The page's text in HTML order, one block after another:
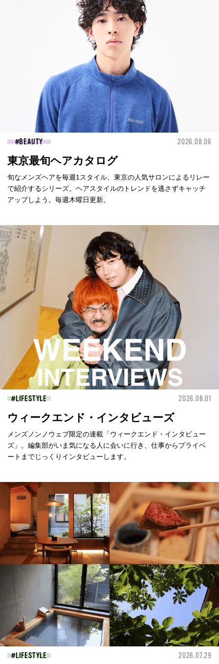
BEAUTY 2026.08.06
東京最旬ヘアカタログ
旬なメンズヘアを毎週1スタイル、東京の人気サロンによるリレー
で紹介するシリーズ。ヘアスタイルのトレンドを逃さずキャッチ
アップしよう。毎週木曜日更新。
LIFESTYLE 2026.08.01
ウィークエンド・インタビューズ
メンズノンノウェブ限定の連載「ウィークエンド・インタビュー
ズ」。編集部がいま気になる人に会いに行き、仕事からプライベ
ートまでじっくりインタビューします。
LIFESTYLE 2026.07.29